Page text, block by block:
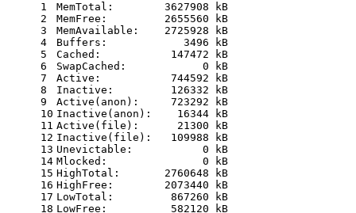
1
2
3
4
5
6
7
8
9
10
11
12
13
14
15
16
17
18
MemTotal: 3627908
kB
MemFree:
2655560
kB
MemAvailable:
2725928
kB
Buffers:
3496
kB
Cached:
147472
kB
SwapCached:
0
kB
Active:
744592
kB
Inactive:
126332
kB
Active(anon):
723292
kB
Inactive(anon):
16344
kB
Active(file):
21300
kB
Inactive(file):
109988
kB
Unevictable:
0
kB
Mlocked:
0
kB
HighTotal:
2760648
kB
HighFree:
2073440
kB
LowTotal:
867260
kB
LowFree:
582120
kB